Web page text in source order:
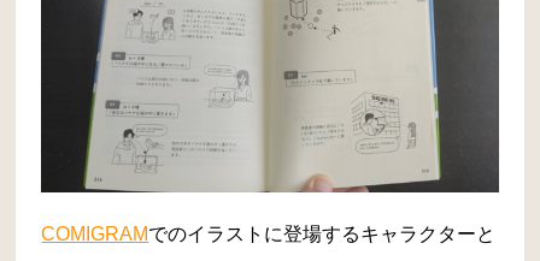
COMIGRAMでのイラストに登場するキャラクターと